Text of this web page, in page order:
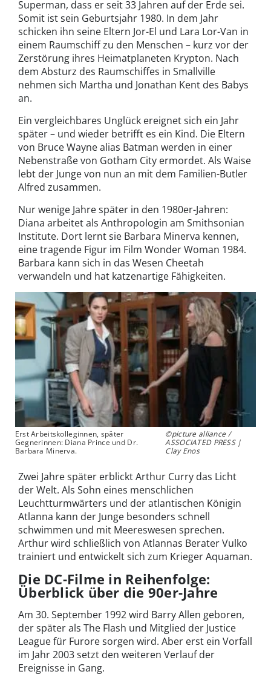
Superman, dass er seit 33 Jahren auf der Erde sei.
Somit ist sein Geburtsjahr 1980. In dem Jahr
schicken ihn seine Eltern Jor-El und Lara Lor-Van in
einem Raumschiff zu den Menschen – kurz vor der
Zerstörung ihres Heimatplaneten Krypton. Nach
dem Absturz des Raumschiffes in Smallville
nehmen sich Martha und Jonathan Kent des Babys
an.
Ein vergleichbares Unglück ereignet sich ein Jahr
später – und wieder betrifft es ein Kind. Die Eltern
von Bruce Wayne alias Batman werden in einer
Nebenstraße von Gotham City ermordet. Als Waise
lebt der Junge von nun an mit dem Familien-Butler
Alfred zusammen.
Nur wenige Jahre später in den 1980er-Jahren:
Diana arbeitet als Anthropologin am Smithsonian
Institute. Dort lernt sie Barbara Minerva kennen,
eine tragende Figur im Film Wonder Woman 1984.
Barbara kann sich in das Wesen Cheetah
verwandeln und hat katzenartige Fähigkeiten.
Erst Arbeitskolleginnen, später
Gegnerinnen: Diana Prince und Dr.
Barbara Minerva.
©picture alliance /
ASSOCIATED PRESS |
Clay Enos
Zwei Jahre später erblickt Arthur Curry das Licht
der Welt. Als Sohn eines menschlichen
Leuchtturmwärters und der atlantischen Königin
Atlanna kann der Junge besonders schnell
schwimmen und mit Meereswesen sprechen.
Arthur wird schließlich von Atlannas Berater Vulko
trainiert und entwickelt sich zum Krieger Aquaman.
Die DC-Filme in Reihenfolge:
Überblick über die 90er-Jahre
Am 30. September 1992 wird Barry Allen geboren,
der später als The Flash und Mitglied der Justice
League für Furore sorgen wird. Aber erst ein Vorfall
im Jahr 2003 setzt den weiteren Verlauf der
Ereignisse in Gang.